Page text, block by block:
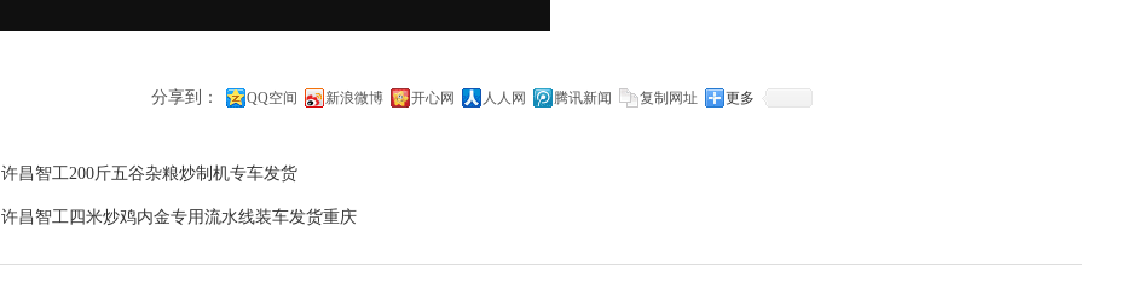
分享到： QQ空间 新浪微博 开心网 人人网 腾讯新闻 复制网址 更多
许昌智工200斤五谷杂粮炒制机专车发货
许昌智工四米炒鸡内金专用流水线装车发货重庆